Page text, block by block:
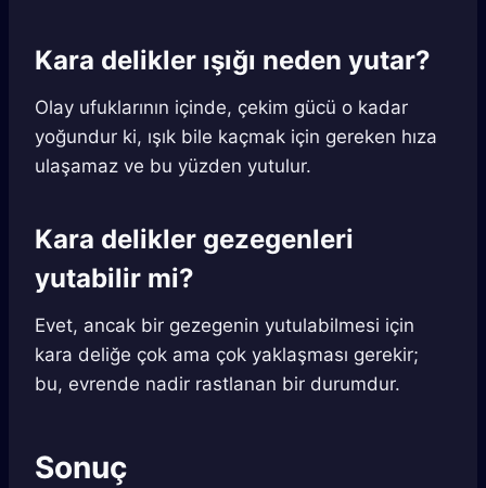
Kara delikler ışığı neden yutar?
Olay ufuklarının içinde, çekim gücü o kadar
yoğundur ki, ışık bile kaçmak için gereken hıza
ulaşamaz ve bu yüzden yutulur.
Kara delikler gezegenleri
yutabilir mi?
Evet, ancak bir gezegenin yutulabilmesi için
kara deliğe çok ama çok yaklaşması gerekir;
bu, evrende nadir rastlanan bir durumdur.
Sonuç